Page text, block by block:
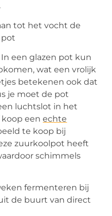
tot het vocht de
pot
een glazen pot kun
wat een vrolijk
betekenen ook dat
je moet de pot
luchtslot in het
koop eenechte
te koop bij
zuurkoolpot heeft
schimmels
fermenteren bij
de buurt van direct